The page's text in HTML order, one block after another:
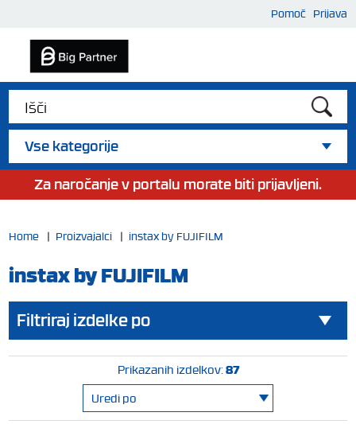
Pomoč Prijava
Vse kategorije
Za naročanje v portalu morate biti prijavljeni.
Home | Proizvajalci | instax by FUJIFILM
instax by FUJIFILM
Filtriraj izdelke po
Prikazanih izdelkov:87